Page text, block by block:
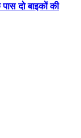
दो बाइकों की